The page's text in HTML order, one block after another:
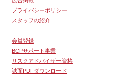
プライバシーポリシー
スタッフの紹介
会員登録
BCPサポート事業
リスクアドバイザー資格
誌面PDFダウンロード